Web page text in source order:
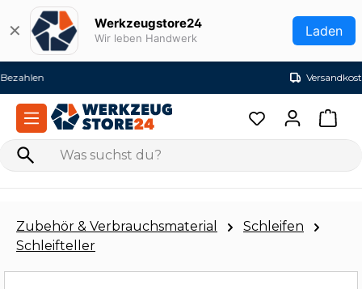
Zum Hauptinhalt springen
✕ Werkzeugstore24
Wir leben Handwerk Laden
Zubehör & Verbrauchsmaterial
Schleifen
Schleifteller